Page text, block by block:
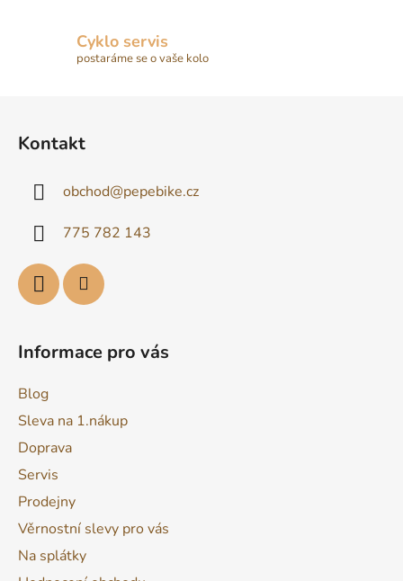
Cyklo servis
postaráme se o vaše kolo
Kontakt
obchod@pepebike.cz
775 782 143
Informace pro vás
Blog
Sleva na 1.nákup
Doprava
Servis
Prodejny
Věrnostní slevy pro vás
Na splátky